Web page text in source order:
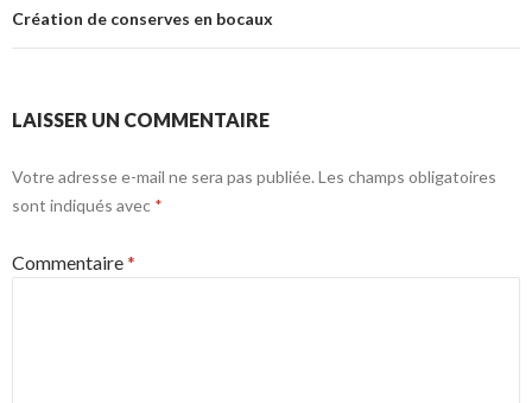
Création de conserves en bocaux
LAISSER UN COMMENTAIRE
Votre adresse e-mail ne sera pas publiée. Les champs obligatoires
sont indiqués avec *
Commentaire*